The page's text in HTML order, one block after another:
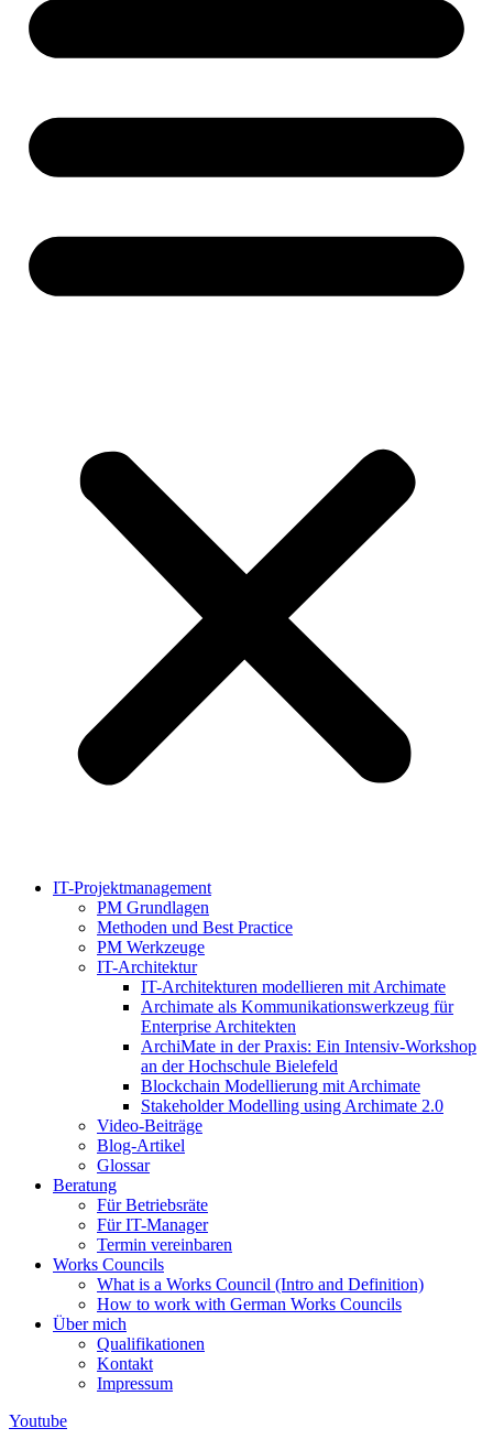
IT-Projektmanagement
PM Grundlagen
Methoden und Best Practice
PM Werkzeuge
IT-Architektur
IT-Architekturen modellieren mit Archimate
Archimate als Kommunikationswerkzeug für
Enterprise Architekten
ArchiMate in der Praxis: Ein Intensiv-Workshop
an der Hochschule Bielefeld
Blockchain Modellierung mit Archimate
Stakeholder Modelling using Archimate 2.0
Video-Beiträge
Blog-Artikel
Glossar
Beratung
Für Betriebsräte
Für IT-Manager
Termin vereinbaren
Works Councils
What is a Works Council (Intro and Definition)
How to work with German Works Councils
Über mich
Qualifikationen
Kontakt
Impressum
Youtube